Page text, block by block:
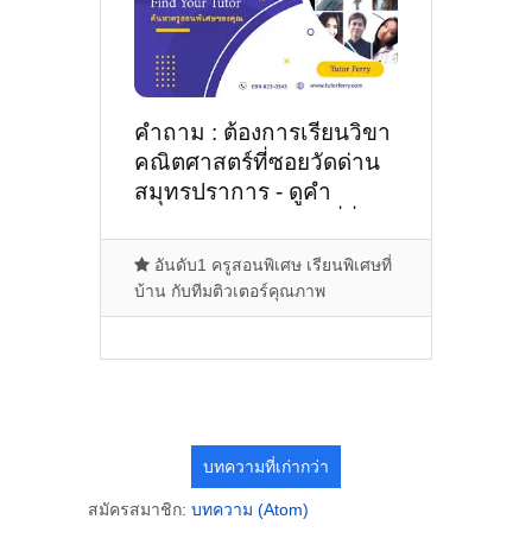
คำถาม : ต้องการเรียนวิขา
คณิตศาสตร์ที่ซอยวัดด่าน
สมุทรปราการ - ดูคำ
อันดับ1 ครูสอนพิเศษ เรียนพิเศษที่
บ้าน กับทีมติวเตอร์คุณภาพ
บทความที่เก่ากว่า
สมัครสมาชิก: บทความ (Atom)